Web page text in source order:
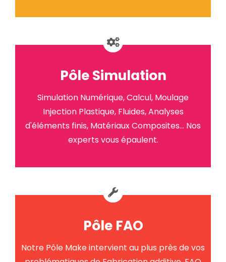
Pôle Simulation
Simulation Numérique, Calcul, Moulage
Injection Plastique, Fluides, Analyses
d'éléments finis, Matériaux Composites... Nos
experts vous épaulent.
Pôle FAO
Notre Pôle Make intervient au plus près de vos